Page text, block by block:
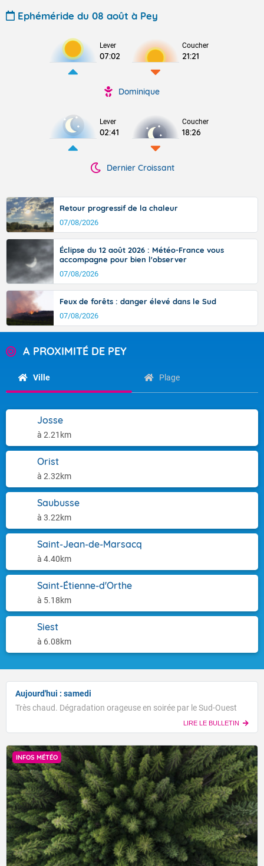
Ephéméride du 08 août à Pey
Lever
07:02
Coucher
21:21
Dominique
Lever
02:41
Coucher
18:26
Dernier Croissant
Retour progressif de la chaleur
07/08/2026
Éclipse du 12 août 2026 : Météo-France vous
accompagne pour bien l'observer
07/08/2026
Feux de forêts : danger élevé dans le Sud
07/08/2026
A PROXIMITÉ DE PEY
Ville Plage
Josse
à 2.21km
Orist
à 2.32km
Saubusse
à 3.22km
Saint-Jean-de-Marsacq
à 4.40km
Saint-Étienne-d'Orthe
à 5.18km
Siest
à 6.08km
Aujourd'hui : samedi
Très chaud. Dégradation orageuse en soirée par le Sud-Ouest
LIRE LE BULLETIN
INFOS MÉTÉO